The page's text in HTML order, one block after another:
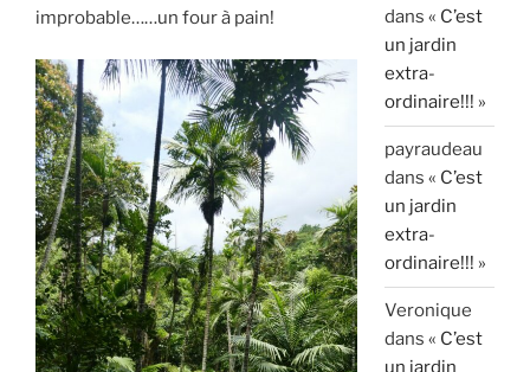
improbable……un four à pain!
dans « C’est
un jardin
extra-
ordinaire!!! »
payraudeau
dans « C’est
un jardin
extra-
ordinaire!!! »
Veronique
dans « C’est
un jardin